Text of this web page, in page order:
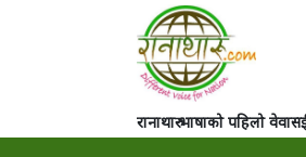
रानाथारु भाषाको पहिलो